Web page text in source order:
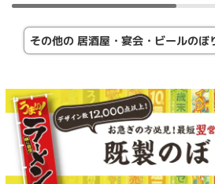
その他の 居酒屋・宴会・ビールの